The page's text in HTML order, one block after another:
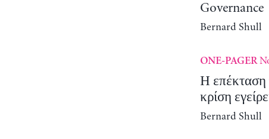
Governance
Bernard Shull
ONE-PAGER
Η επέκταση
κρίση
Bernard Shull